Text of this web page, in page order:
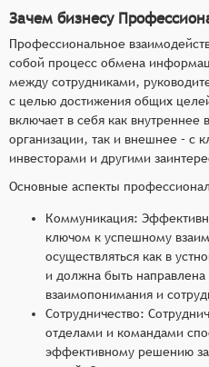
Зачем бизнесу
Профессиональное
собой процесс обмена
между сотрудниками,
с целью достижения общих
включает в себя как внутреннее
организации, так и внешнее – с
инвесторами и другими
Основные аспекты
Коммуникация:
ключом к успешному
осуществляться как в
и должна быть
взаимопонимания и
Сотрудничество:
отделами и командами
эффективному решению